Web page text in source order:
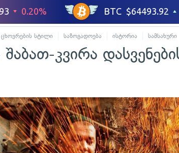
ცხოვრების სტილი საზოგადოება ისტორია სამსახური
კვირა